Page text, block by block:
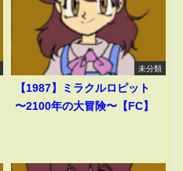
未分類
【1987】ミラクルロピット
〜2100年の大冒険〜【FC】